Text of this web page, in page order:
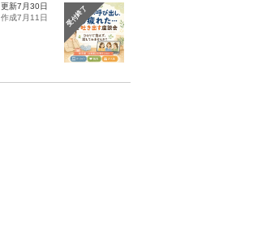
受付終了
更新7月30日
作成7月11日